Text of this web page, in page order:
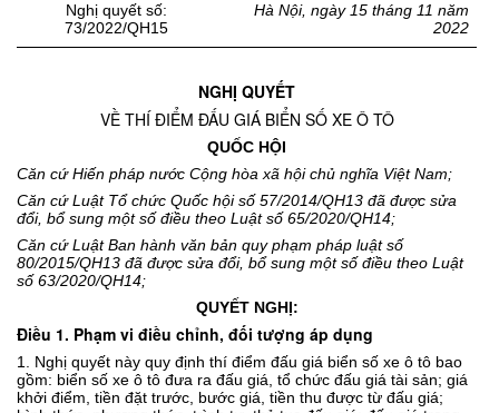
Nghị quyết số:
73/2022/QH15
Hà Nội, ngày 15 tháng 11 năm
2022
NGHỊ QUYẾT
VỀ THÍ ĐIỂM ĐẤU GIÁ BIỂN SỐ XE Ô TÔ
QUỐC HỘI
Căn cứ Hiến pháp nước Cộng hòa xã hội chủ nghĩa Việt Nam;
Căn cứ Luật Tổ chức Quốc hội số 57/2014/QH13 đã được sửa
đổi, bổ sung một số điều theo Luật số 65/2020/QH14;
Căn cứ Luật Ban hành văn bản quy phạm pháp luật số
80/2015/QH13 đã được sửa đổi, bổ sung một số điều theo Luật
số 63/2020/QH14;
QUYẾT NGHỊ:
Điều 1. Phạm vi điều chỉnh, đối tượng áp dụng
1. Nghị quyết này quy định thí điểm đấu giá biển số xe ô tô bao
gồm: biển số xe ô tô đưa ra đấu giá , tổ chức đấu giá tài sản; giá
khởi điểm , tiền đặt trước, bước giá, tiền thu được từ đấu giá;